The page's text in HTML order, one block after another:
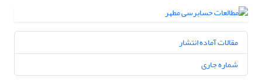
مقالات آماده انتشار
شماره جاری